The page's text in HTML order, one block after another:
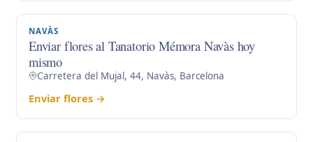
NAVÀS
Enviar flores al Tanatorio Mémora Navàs hoy
mismo
Carretera del Mujal, 44, Navàs, Barcelona
Enviar flores →